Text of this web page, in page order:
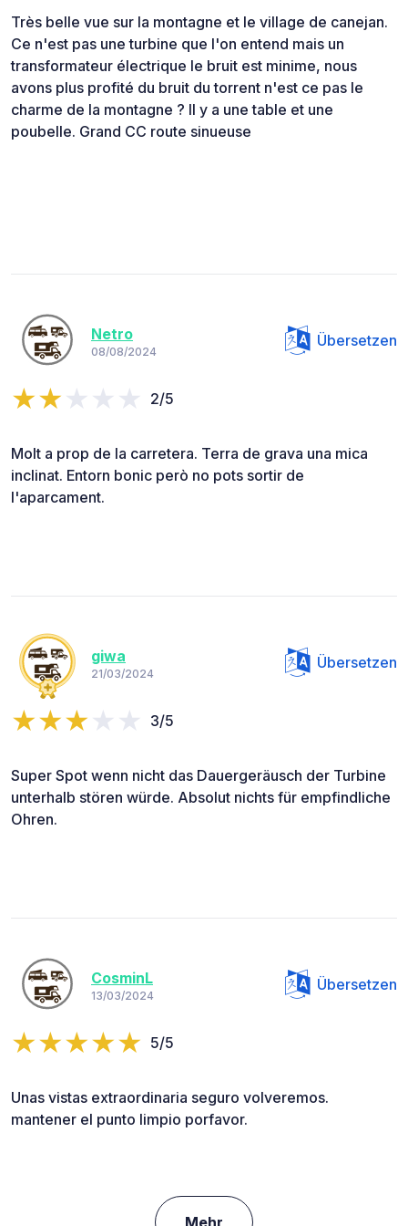
Très belle vue sur la montagne et le village de canejan.
Ce n'est pas une turbine que l'on entend mais un
transformateur électrique le bruit est minime, nous
avons plus profité du bruit du torrent n'est ce pas le
charme de la montagne ? Il y a une table et une
poubelle. Grand CC route sinueuse
Netro
08/08/2024
Übersetzen
2/5
Molt a prop de la carretera. Terra de grava una mica
inclinat. Entorn bonic però no pots sortir de
l'aparcament.
giwa
21/03/2024
Übersetzen
3/5
Super Spot wenn nicht das Dauergeräusch der Turbine
unterhalb stören würde. Absolut nichts für empfindliche
Ohren.
CosminL
13/03/2024
Übersetzen
5/5
Unas vistas extraordinaria seguro volveremos.
mantener el punto limpio porfavor.